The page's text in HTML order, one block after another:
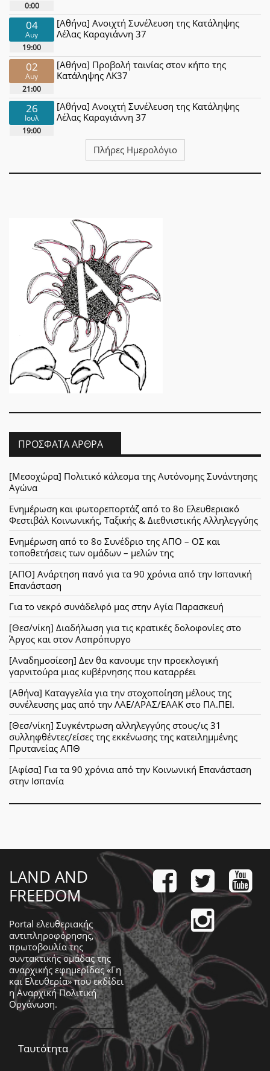
0:00
04
Αυγ
19:00
[Αθήνα] Ανοιχτή Συνέλευση της Κατάληψης
Λέλας Καραγιάννη 37
02
Αυγ
21:00
[Αθήνα] Προβολή ταινίας στον κήπο της
Κατάληψης ΛΚ37
26
Ιουλ
19:00
[Αθήνα] Ανοιχτή Συνέλευση της Κατάληψης
Λέλας Καραγιάννη 37
Πλήρες Ημερολόγιο
ΠΡΌΣΦΑΤΑ ΆΡΘΡΑ
[Μεσοχώρα] Πολιτικό κάλεσμα της Αυτόνομης Συνάντησης
Αγώνα
Ενημέρωση και φωτορεπορτάζ από το 8ο Ελευθεριακό
Φεστιβάλ Κοινωνικής, Ταξικής & Διεθνιστικής Αλληλεγγύης
Ενημέρωση από το 8ο Συνέδριο της ΑΠΟ – ΟΣ και
τοποθετήσεις των ομάδων – μελών της
[ΑΠΟ] Ανάρτηση πανό για τα 90 χρόνια από την Ισπανική
Επανάσταση
Για το νεκρό συνάδελφό μας στην Αγία Παρασκευή
[Θεσ/νίκη] Διαδήλωση για τις κρατικές δολοφονίες στο
Άργος και στον Ασπρόπυργο
[Αναδημοσίεση] Δεν θα κανουμε την προεκλογική
γαρνιτούρα μιας κυβέρνησης που καταρρέει
[Αθήνα] Καταγγελία για την στοχοποίηση μέλους της
συνέλευσης μας από την ΛΑΕ/ΑΡΑΣ/ΕΑΑΚ στο ΠΑ.ΠΕΙ.
[Θεσ/νίκη] Συγκέντρωση αλληλεγγύης στους/ις 31
συλληφθέντες/είσες της εκκένωσης της κατειλημμένης
Πρυτανείας ΑΠΘ
[Αφίσα] Για τα 90 χρόνια από την Κοινωνική Επανάσταση
στην Ισπανία
LAND AND
FREEDOM
Portal ελευθεριακής
αντιπληροφόρησης,
πρωτοβουλία της
συντακτικής ομάδας της
αναρχικής εφημερίδας «Γη
και Ελευθερία» που εκδίδει
ηΑναρχική Πολιτική
Οργάνωση.
Ταυτότητα